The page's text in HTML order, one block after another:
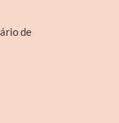
de